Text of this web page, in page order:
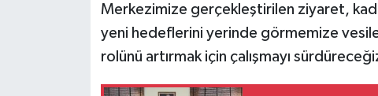
Merkezimize gerçekleştirilen ziyaret,
yeni hedeflerini yerinde görmemize vesile
rolünü artırmak için çalışmayı